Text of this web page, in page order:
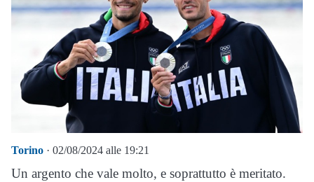
Torino · 02/08/2024 alle 19:21
Un argento che vale molto, e soprattutto è meritato.